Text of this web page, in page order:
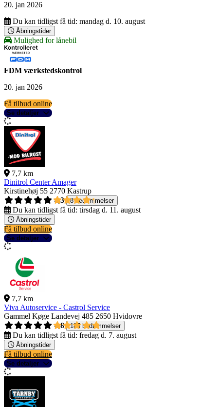
20. jan 2026
Du kan tidligst få tid: mandag d. 10. august
Åbningstider
Mulighed for lånebil
FDM værkstedskontrol
20. jan 2026
Få tilbud online
Se detaljer
7,7 km
Dinitrol Center Amager
Kirstinehøj 55 2770 Kastrup
4,3
8 bedømmelser
Du kan tidligst få tid: tirsdag d. 11. august
Åbningstider
Få tilbud online
Se detaljer
7,7 km
Viva Autoservice - Castrol Service
Gammel Køge Landevej 485 2650 Hvidovre
4,8
185 bedømmelser
Du kan tidligst få tid: fredag d. 7. august
Åbningstider
Få tilbud online
Se detaljer